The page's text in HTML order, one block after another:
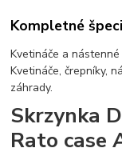
Kompletné
Kvetináče a
Kvetináče, črepníky,
záhrady.
Skrzynka
Rato case